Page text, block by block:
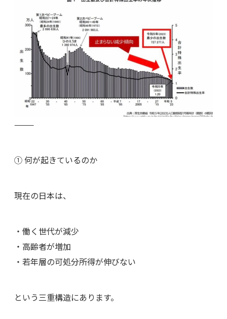
⸻
① 何が起きているのか
現在の日本は、
・働く世代が減少
・高齢者が増加
・若年層の可処分所得が伸びない
という三重構造にあります。